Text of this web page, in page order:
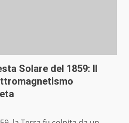
Solare del 1859: Il